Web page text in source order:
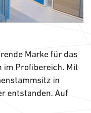
Marke für das
im Profibereich. Mit
in
entstanden. Auf